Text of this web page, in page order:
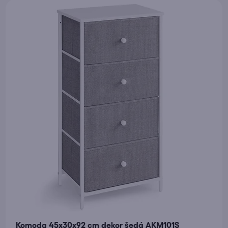
Komoda 45x30x92 cm dekor šedá AKM101S